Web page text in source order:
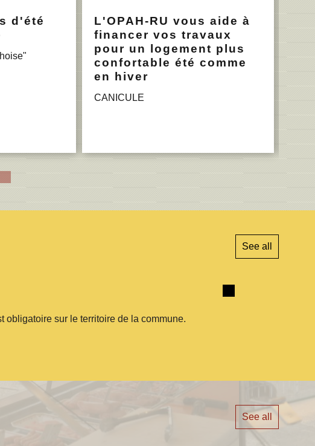
d'été
L'OPAH-RU vous aide à
financer vos travaux
pour un logement plus
confortable été comme
en hiver
CANICULE
See all
obligatoire sur le territoire de la commune.
See all